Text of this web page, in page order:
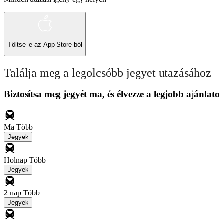
Töltse le az App Store-ból
Találja meg a legolcsóbb jegyet utazásához
Biztosítsa meg jegyét ma, és élvezze a legjobb
Ma Több
Jegyek
Holnap Több
Jegyek
2 nap Több
Jegyek